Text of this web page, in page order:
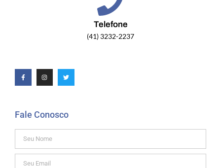
Telefone
(41) 3232-2237
Fale Conosco